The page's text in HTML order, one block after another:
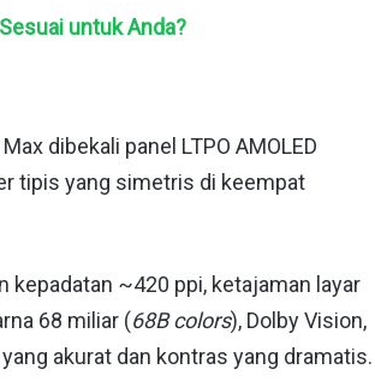
untuk Anda?
dibekali panel LTPO AMOLED
tipis yang simetris di keempat
kepadatan ~420 ppi, ketajaman layar
68 miliar (68B colors), Dolby Vision,
akurat dan kontras yang dramatis.